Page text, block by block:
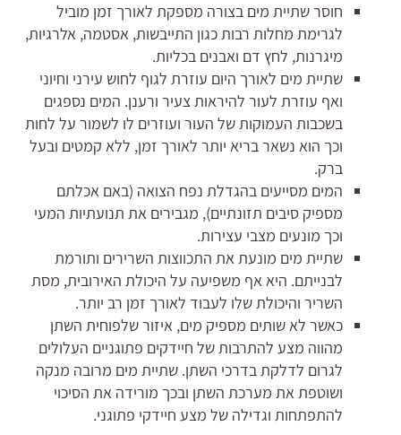
חוסר שתיית מים בצורה מספקת לאורך זמן מוביל
לגרימת מחלות רבות כגון התייבשות, אסטמה, אלרגיות,
מיגרנות, לחץ דם ואבנים בכליות.
שתיית מים לאורך היום עוזרת לגוף לחוש עירני וחיוני
ואף עוזרת לעור להיראות צעיר ורענן. המים נספגים
בשכבות העמוקות של העור ועוזרים לו לשמור על לחות
וכך הוא נשאר בריא יותר לאורך זמן, ללא קמטים ובעל
ברק.
המים מסייעים בהגדלת נפח הצואה (באם אכלתם
מספיק סיבים תזונתיים), מגבירים את תנועתיות המעי
וכך מונעים מצבי עצירות.
שתיית מים מונעת את התכווצות השרירים ותורמת
לבנייתם. היא אף משפיעה על היכולת האירובית, מסת
השריר והיכולת שלו לעבוד לאורך זמן רב יותר.
כאשר לא שותים מספיק מים, איזור שלפוחית השתן
מהווה מצע להתרבות של חיידקים פתוגניים העלולים
לגרום לדלקת בדרכי השתן. שתיית מים מרובה מנקה
ושוטפת את מערכת השתן ובכך מורידה את הסיכוי
להתפתחות וגדילה של מצע חיידקי פתוגני.